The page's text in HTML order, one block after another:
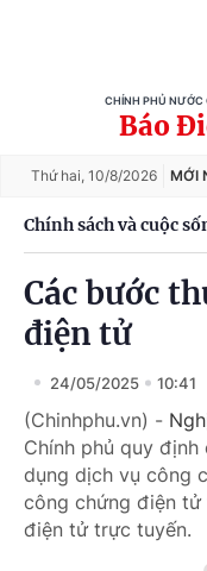
CHÍNH PHỦ NƯỚC
Báo
Thứ hai, 10/8/2026 MỚI
Chính sách và cuộc
Các bước
điện tử
24/05/2025 10:41
(Chinhphu.vn) -
Chính phủ quy
dụng dịch vụ công
công chứng điện
điện tử trực tuyến.